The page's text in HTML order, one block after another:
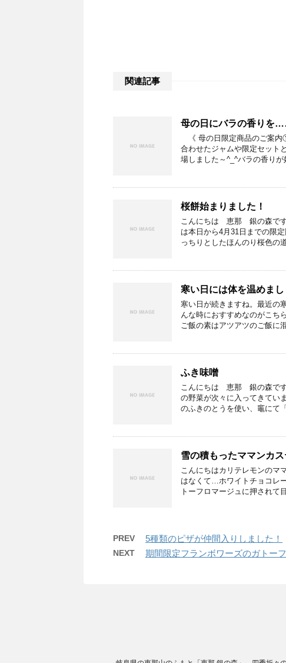
関連記事
母の日にバラの香りを
《 母の日限定商品のご案内
合わせたジャムや限定セット
場しました～^_^バラの香り
桜餅始まりました！
こんにちは 恵那 銀の森です
は本日から4月31日までの限
っちりとしたほんのり桜色の
寒い日には体を温めまし
寒い日が続きますね。最近の
んな時におすすめなのがこち
ご飯の素はアツアツのご飯に
ふき味噌
こんにちは 恵那 銀の森です
の野菜が次々に入ってきてい
のふきのとうを使い、竈にて
雪の積もったママンカス
こんにちはカリテレモンのマ
はなくて…ホワイトチョコレ
トーフロマージュに押されて
PREV 5種類のピザが仲間入りしました！
NEXT 期間限定フランボワーズのガトー